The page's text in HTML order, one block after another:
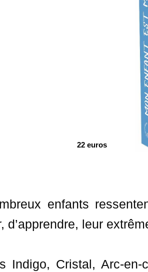
enfants
d’apprendre, leur
Indigo, Cristal, Arc-
22 euros